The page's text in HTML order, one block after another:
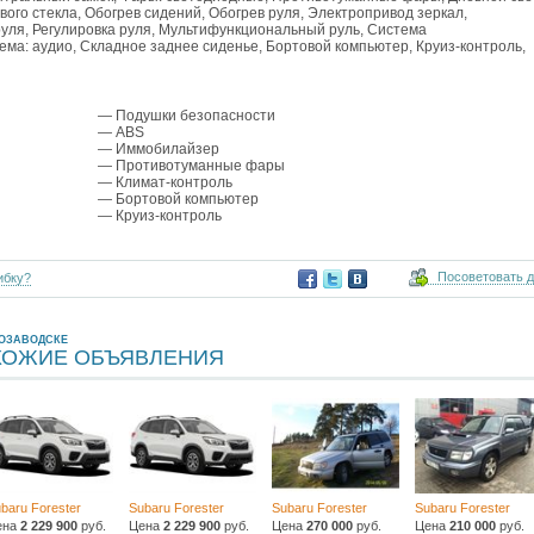
стекла, Обогрев сидений, Обогрев руля, Электропривод зеркал,
Регулировка руля, Мультифункциональный руль, Система
аудио, Складное заднее сиденье, Бортовой компьютер, Круиз-контроль,
— Подушки безопасности
— ABS
— Иммобилайзер
— Противотуманные фары
— Климат-контроль
— Бортовой компьютер
— Круиз-контроль
Посоветовать
ОБЪЯВЛЕНИЯ
Forester
2 229 900 руб.
Subaru Forester
Цена2 229 900 руб.
Subaru Forester
Цена 270 000руб.
Subaru Forester
Цена 210 000руб.